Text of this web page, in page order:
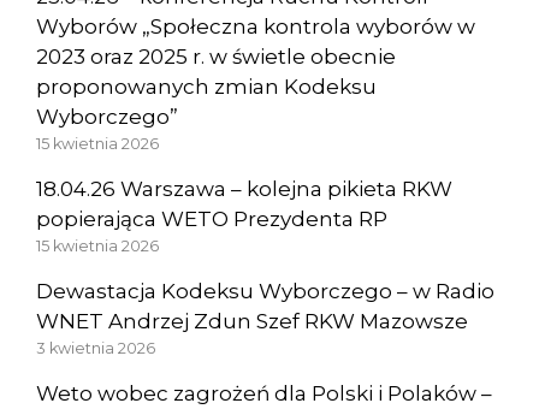
Wyborów „Społeczna kontrola wyborów w
2023 oraz 2025 r. w świetle obecnie
proponowanych zmian Kodeksu
Wyborczego”
15 kwietnia 2026
18.04.26 Warszawa – kolejna pikieta RKW
popierająca WETO Prezydenta RP
15 kwietnia 2026
Dewastacja Kodeksu Wyborczego – w Radio
WNET Andrzej Zdun Szef RKW Mazowsze
3 kwietnia 2026
Weto wobec zagrożeń dla Polski i Polaków –